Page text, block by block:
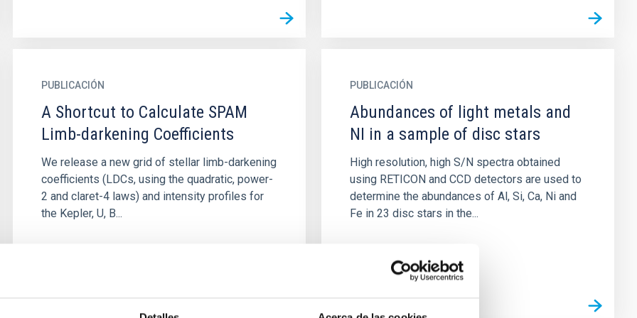
PUBLICACIÓN
A Shortcut to Calculate SPAM
Limb-darkening Coefficients
We release a new grid of stellar limb-darkening
coefficients (LDCs, using the quadratic, power-
2 and claret-4 laws) and intensity profiles for
the Kepler, U, B...
PUBLICACIÓN
Abundances of light metals and
NI in a sample of disc stars
High resolution, high S/N spectra obtained
using RETICON and CCD detectors are used to
determine the abundances of Al, Si, Ca, Ni and
Fe in 23 disc stars in the...